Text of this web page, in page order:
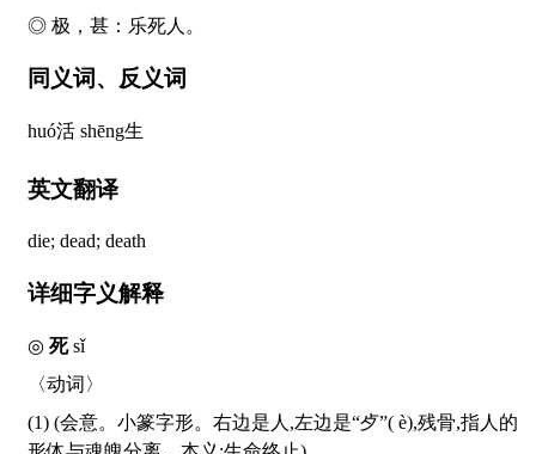
◎ 极，甚：乐死人。
同义词、反义词
huó活 shēng生
英文翻译
die; dead; death
详细字义解释
死 sǐ
〈动词〉
(1) (会意。小篆字形。右边是人,左边是“歺”( è),残骨,指人的